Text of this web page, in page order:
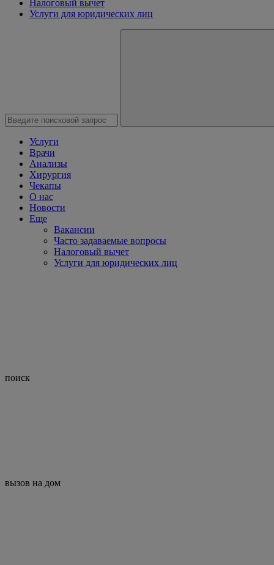
Налоговый вычет
Услуги для юридических лиц
Услуги
Врачи
Анализы
Хирургия
Чекапы
О нас
Новости
Еще
Вакансии
Часто задаваемые вопросы
Налоговый вычет
Услуги для юридических лиц
поиск
вызов на дом